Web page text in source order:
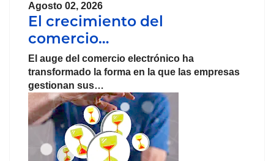
Agosto 02, 2026
El crecimiento del
comercio…
El auge del comercio electrónico ha
transformado la forma en la que las empresas
gestionan sus…